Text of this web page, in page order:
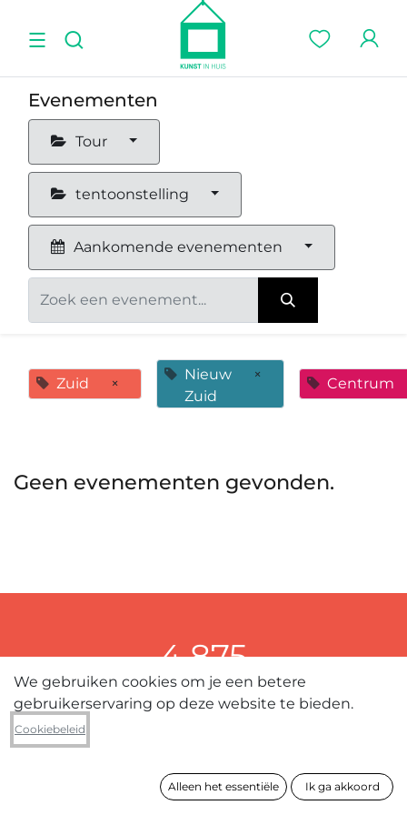
Evenementen
Tour
tentoonstelling
Aankomende evenementen
Zuid ×
Nieuw
Zuid
×
Centrum
Geen evenementen gevonden.
4.875
kunstwerken in collectie
kunstenaars
We gebruiken cookies om je een betere
gebruikerservaring op deze website te bieden.
Cookiebeleid
Alleen het essentiële Ik ga akkoord